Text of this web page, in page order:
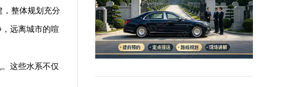
，整体规划充分
远离城市的喧
这些水系不仅
墓碑显得尤